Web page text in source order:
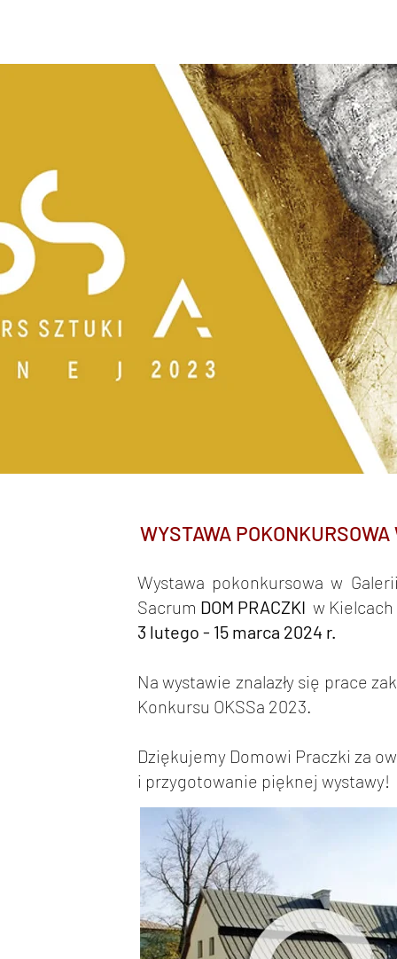
WYSTAWA
Wystawa pokonkursowa w
Sacrum DOM PRACZKI w Kielcach
3 lutego - 15 marca 2024 r.
Na wystawie znalazły się prace
Konkursu OKSSa 2023.
Dziękujemy Domowi Praczki za
i przygotowanie pięknej wystawy!